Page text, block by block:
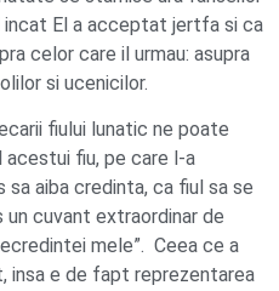
El a acceptat jertfa si ca
celor care il urmau: asupra
si ucenicilor.
fiului lunatic ne poate
fiu, pe care l-a
aiba credinta, ca fiul sa se
cuvant extraordinar de
mele”. Ceea ce a
insa e de fapt reprezentarea